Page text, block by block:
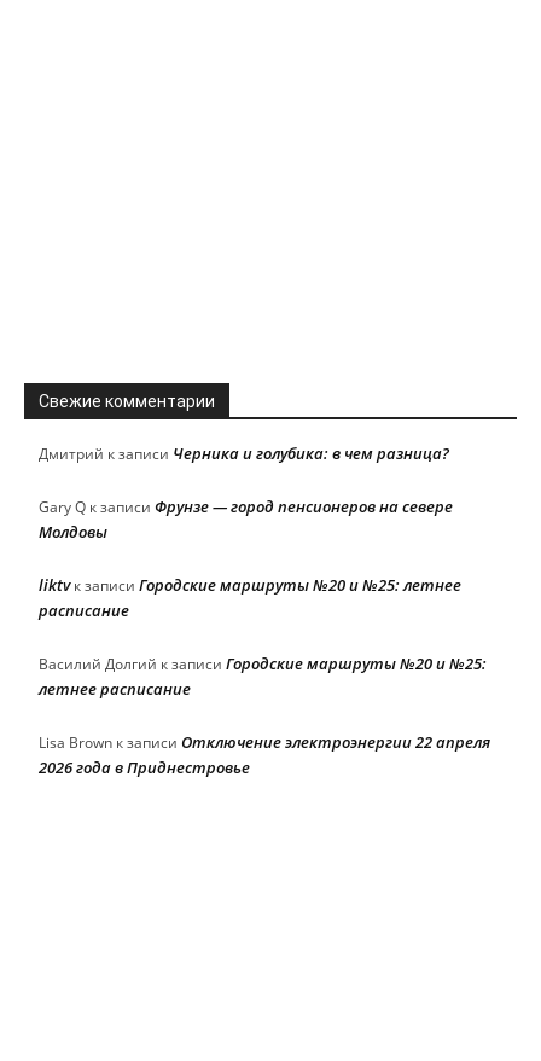
Свежие комментарии
Дмитрий к записи Черника и голубика: в чем разница?
Gary Q к записи Фрунзе — город пенсионеров на севере
Молдовы
liktvк записи Городские маршруты №20 и №25: летнее
расписание
Василий Долгий к записи Городские маршруты №20 и №25:
летнее расписание
Lisa Brown к записи Отключение электроэнергии 22 апреля
2026 года в Приднестровье